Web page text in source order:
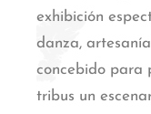
exhibición
danza,
concebido para
tribus un